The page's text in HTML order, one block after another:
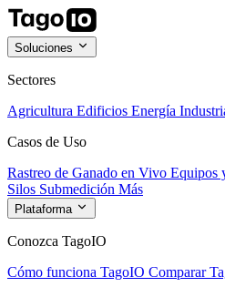
Soluciones
Sectores
Agricultura Edificios Energía
Casos de Uso
Rastreo de Ganado en Vivo Equipos
Silos Submedición Más
Plataforma
Conozca TagoIO
Cómo funciona TagoIO Comparar